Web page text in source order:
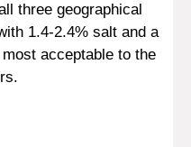
three geographical
1.4-2.4% salt and a
acceptable to the